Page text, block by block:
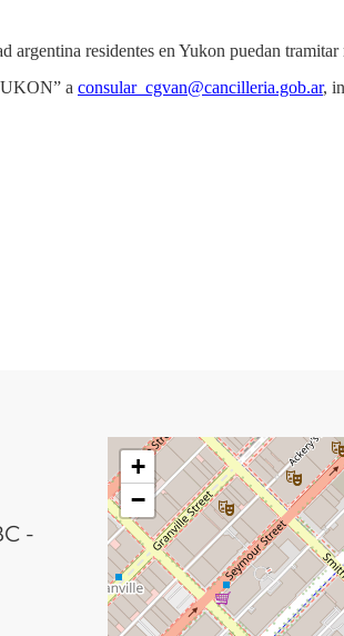
argentina residentes en Yukon puedan
a consular_cgvan@cancilleria.gob.ar,
-
+
−